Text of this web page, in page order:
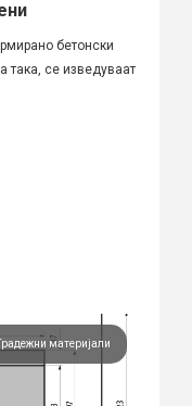
бетонски
така, се изведуваат
материјали